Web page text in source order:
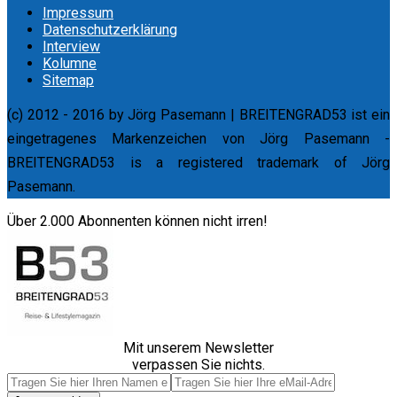
Impressum
Datenschutzerklärung
Interview
Kolumne
Sitemap
(c) 2012 - 2016 by Jörg Pasemann | BREITENGRAD53 ist ein
eingetragenes Markenzeichen von Jörg Pasemann -
BREITENGRAD53 is a registered trademark of Jörg
Pasemann.
Über 2.000 Abonnenten können nicht irren!
Mit unserem Newsletter
verpassen Sie nichts.